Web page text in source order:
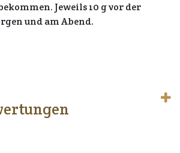
Jeweils 10 g vor der
und am Abend.